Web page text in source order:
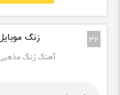
32 زنگ
آهنگ زنگ